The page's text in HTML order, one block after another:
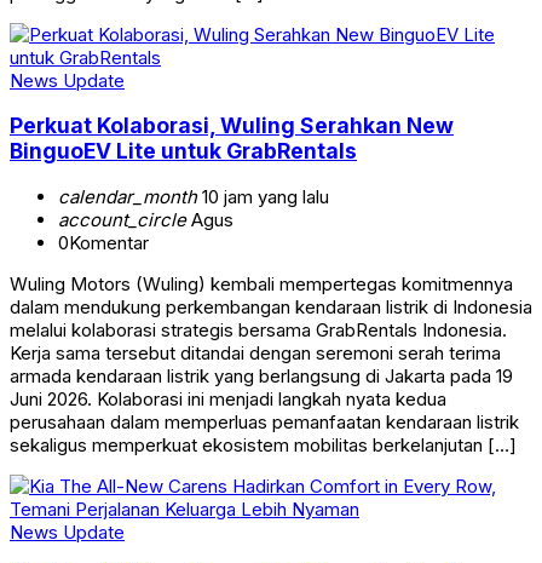
News Update
Perkuat Kolaborasi, Wuling Serahkan New
BinguoEV Lite untuk GrabRentals
calendar_month10 jam yang lalu
account_circleAgus
0Komentar
Wuling Motors (Wuling) kembali mempertegas komitmennya
dalam mendukung perkembangan kendaraan listrik di Indonesia
melalui kolaborasi strategis bersama GrabRentals Indonesia.
Kerja sama tersebut ditandai dengan seremoni serah terima
armada kendaraan listrik yang berlangsung di Jakarta pada 19
Juni 2026. Kolaborasi ini menjadi langkah nyata kedua
perusahaan dalam memperluas pemanfaatan kendaraan listrik
sekaligus memperkuat ekosistem mobilitas berkelanjutan […]
News Update